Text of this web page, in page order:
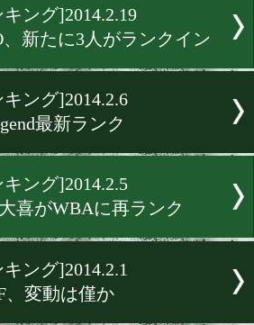
ンキング]2014.2.25
最新ランクは変動なし
ンキング]2014.2.19
、新たに3人がランク
Legend最新ランク